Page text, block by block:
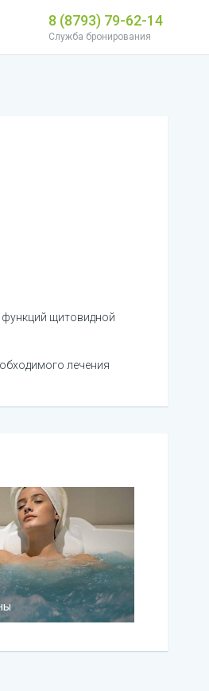
8 (8793) 79-62-14
Служба бронирования
щитовидной
лечения